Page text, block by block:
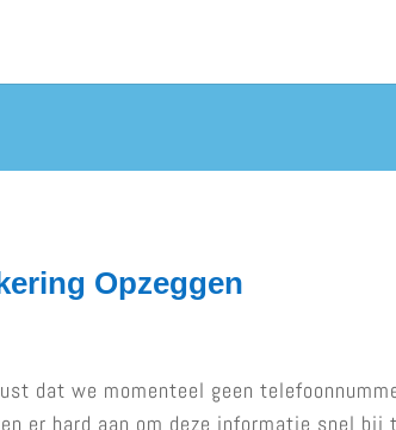
Opzeggen
dat we momenteel geen
er hard aan om deze informatie snel bij